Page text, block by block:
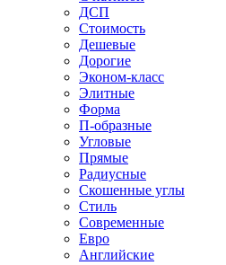
ДСП
Стоимость
Дешевые
Дорогие
Эконом-класс
Элитные
Форма
П-образные
Угловые
Прямые
Радиусные
Скошенные углы
Стиль
Современные
Евро
Английские